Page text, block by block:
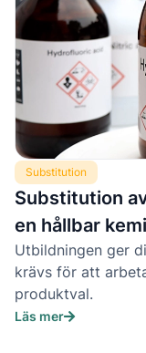
Substitution
Substitution
en hållbar
Utbildningen ger
krävs för att
produktval.
Läs mer